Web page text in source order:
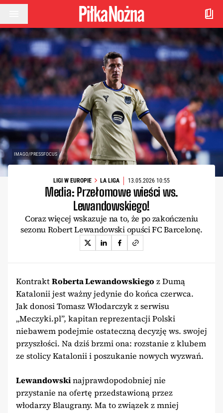
Przejdź do treści
IMAGO/PRESSFOCUS
LIGI W EUROPIE LA LIGA 13.05.2026 10:55
Media: Przełomowe wieści ws.
Lewandowskiego!
Coraz więcej wskazuje na to, że po zakończeniu
sezonu Robert Lewandowski opuści FC Barcelonę.
KontraktRoberta Lewandowskiego z Dumą
Katalonii jest ważny jedynie do końca czerwca.
Jak donosi Tomasz Włodarczyk z serwisu
„Meczyki.pl”, kapitan reprezentacji Polski
niebawem podejmie ostateczną decyzję ws. swojej
przyszłości. Na dziś brzmi ona: rozstanie z klubem
ze stolicy Katalonii i poszukanie nowych wyzwań.
Lewandowskinajprawdopodobniej nie
przystanie na ofertę przedstawioną przez
włodarzy Blaugrany. Ma to związek z mniej